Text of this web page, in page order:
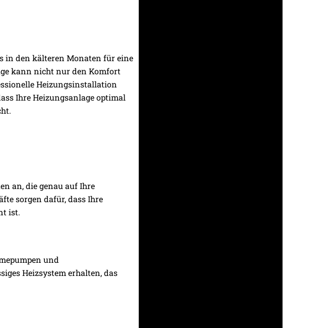
in den kälteren Monaten für eine
kann nicht nur den Komfort
Heizungsinstallation
Ihre Heizungsanlage optimal
an, die genau auf Ihre
sorgen dafür, dass Ihre
ist.
und
Heizsystem erhalten, das